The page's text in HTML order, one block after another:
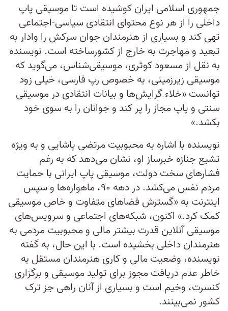
جمهوری اسلامی ایران کوشیده است تا موسیقی پاپ
داخلی را از هر نوع محتوای انتقادی سیاسی-اجتماعی
تهی کند و بسیاری از هنرمندان جوان سرکش را وادار به
تبعید و مهاجرت به خارج از کشورساخته است. نویسنده
به نقل از مسعود کوثری، موسیقی‌شناس، می‌گوید که
موسیقی زیرزمینی، به خصوص رپ فارسی، خیلی زود
توانست «خلاء گرایش‌ها و بیانات انتقادی در موسیقی
سنتی و پاپ مجاز را پر کند و جوانان را به سوی خود
بکشد.»
نویسنده با اشاره به محبوبیت مرتضی پاشایی و به ویژه
تشیع جنازه خبرساز او، نشان می‌دهد که به رغم
فشارهای سخت دولت، موسیقی پاپ ایرانی با حمایت
مردم نفس می‌کشد. در دهه ۹۰، ماهواره‌ها و سپس
اینترنت به «گسترش فضاهای متفاوت و خاص موسیقی
کمک کرد.» اکنون، شبکه‌های اجتماعی و سرویس‌های
موسیقی آنلاین قدرت بیشتر مالی و محبوبیت مردمی به
هنرمندان داخلی بخشیده است. با این حال، به گفته
نویسنده، وضعیت مالی و کاری هنرمندان مستقل به
خاطر عدم دریافت مجوز برای تولید موسیقی و برگزاری
کنسرت، وخیم است و بسیاری از آنان راهی جز ترک
کشور نمی‌بینند.